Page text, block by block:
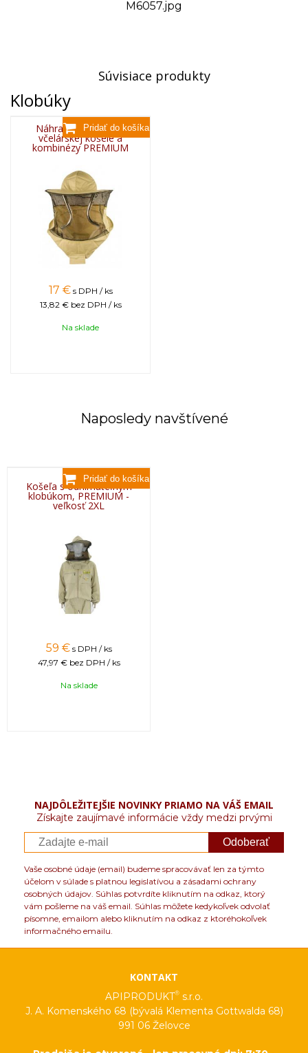
M6057.jpg
Súvisiace produkty
Klobúky
Náhradný klobúk do
včelárskej košele a
kombinézy PREMIUM
17 € s DPH / ks
13,82 € bez DPH / ks
Na sklade
Naposledy navštívené
Košeľa s odnímateľným
klobúkom, PREMIUM -
veľkosť 2XL
59 € s DPH / ks
47,97 € bez DPH / ks
Na sklade
NAJDÔLEŽITEJŠIE NOVINKY PRIAMO NA VÁŠ EMAIL
Získajte zaujímavé informácie vždy medzi prvými
Odoberať
Vaše osobné údaje (email) budeme spracovávať len za týmto
účelom v súlade s platnou legislatívou a zásadami ochrany
osobných údajov. Súhlas potvrdíte kliknutím na odkaz, ktorý
vám pošleme na váš email. Súhlas môžete kedykoľvek odvolať
písomne, emailom alebo kliknutím na odkaz z ktoréhokoľvek
informačného emailu.
KONTAKT
APIPRODUKT® s.r.o.
J. A. Komenského 68 (bývalá Klementa Gottwalda 68)
991 06 Želovce